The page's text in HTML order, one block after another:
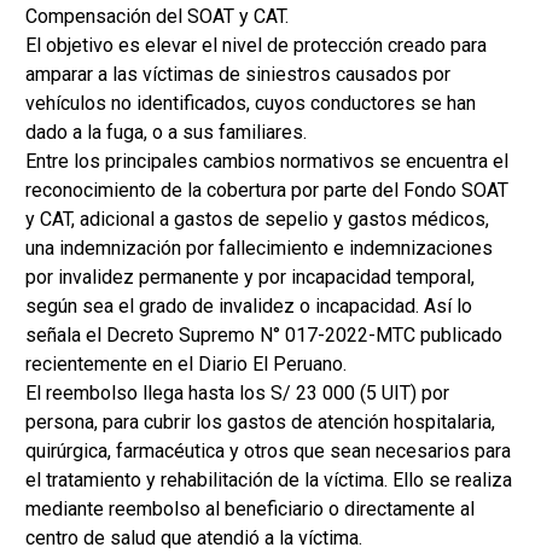
Compensación del SOAT y CAT.
El objetivo es elevar el nivel de protección creado para
amparar a las víctimas de siniestros causados por
vehículos no identificados, cuyos conductores se han
dado a la fuga, o a sus familiares.
Entre los principales cambios normativos se encuentra el
reconocimiento de la cobertura por parte del Fondo SOAT
y CAT, adicional a gastos de sepelio y gastos médicos,
una indemnización por fallecimiento e indemnizaciones
por invalidez permanente y por incapacidad temporal,
según sea el grado de invalidez o incapacidad. Así lo
señala el Decreto Supremo N° 017-2022-MTC publicado
recientemente en el Diario El Peruano.
El reembolso llega hasta los S/ 23 000 (5 UIT) por
persona, para cubrir los gastos de atención hospitalaria,
quirúrgica, farmacéutica y otros que sean necesarios para
el tratamiento y rehabilitación de la víctima. Ello se realiza
mediante reembolso al beneficiario o directamente al
centro de salud que atendió a la víctima.